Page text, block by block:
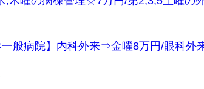
一般病院】内科外来⇒金曜8万円/眼科